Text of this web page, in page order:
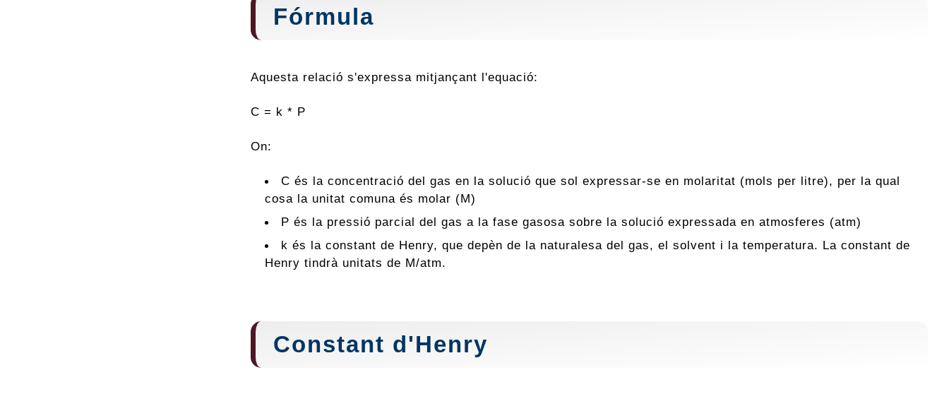
Fórmula
Aquesta relació s'expressa mitjançant l'equació:
C = k * P
On:
C és la concentració del gas en la solució que sol expressar-se en molaritat (mols per litre), per la qual
cosa la unitat comuna és molar (M)
P és la pressió parcial del gas a la fase gasosa sobre la solució expressada en atmosferes (atm)
k és la constant de Henry, que depèn de la naturalesa del gas, el solvent i la temperatura. La constant de
Henry tindrà unitats de M/atm.
Constant d'Henry